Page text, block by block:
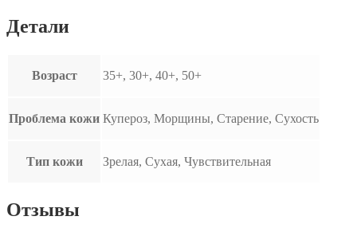
Детали
Возраст 35+, 30+, 40+, 50+
Проблема кожи Купероз, Морщины, Старение, Сухость
Тип кожи Зрелая, Сухая, Чувствительная
Отзывы